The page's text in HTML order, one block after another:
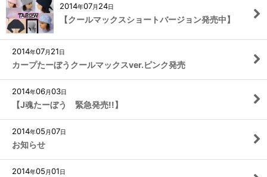
2014年07月 24日
【クールマックスショートバージョン発売中】
2014年07月 21日
カープたーぼうクールマックスver.ピンク発売
2014年06月03日
【J魂たーぼう 緊急発売!!】
2014年05 月07日
お知らせ
2014年05 月01日